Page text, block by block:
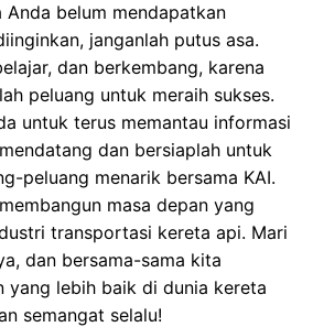
Anda belum mendapatkan
janganlah putus asa.
dan berkembang, karena
peluang untuk meraih sukses.
untuk terus memantau informasi
dan bersiaplah untuk
peluang menarik bersama KAI.
masa depan yang
transportasi kereta api. Mari
dan bersama-sama kita
yang lebih baik di dunia kereta
semangat selalu!